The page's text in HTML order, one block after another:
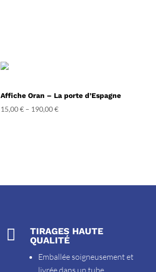
Affiche Oran – La porte d’Espagne
15,00€ – 190,00€

TIRAGES HAUTE
QUALITÉ
Emballée soigneusement et
livrée dans un tube